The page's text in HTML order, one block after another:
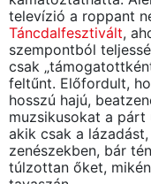
televízió a roppant
Táncdalfesztivált,
szempontból
csak
feltűnt. Előfordult,
hosszú hajú,
muzsikusokat a
akik csak a
zenészekben, bár
túlzottan őket,